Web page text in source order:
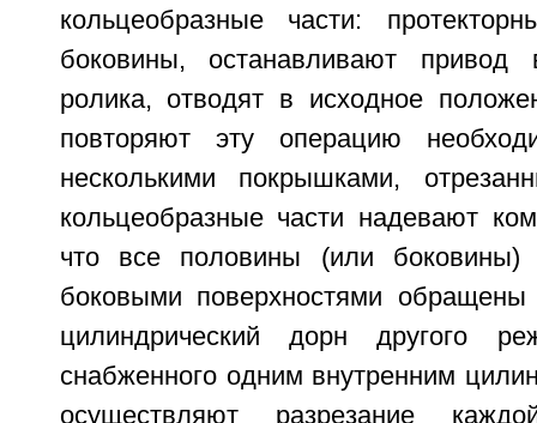
кольцеобразные части:
боковины, останавливают привод
ролика, отводят в исходное
повторяют эту операцию
несколькими покрышками,
кольцеобразные части надевают
что все половины (или боковины)
боковыми поверхностями
цилиндрический дорн другого
снабженного одним внутренним
осуществляют разрезание